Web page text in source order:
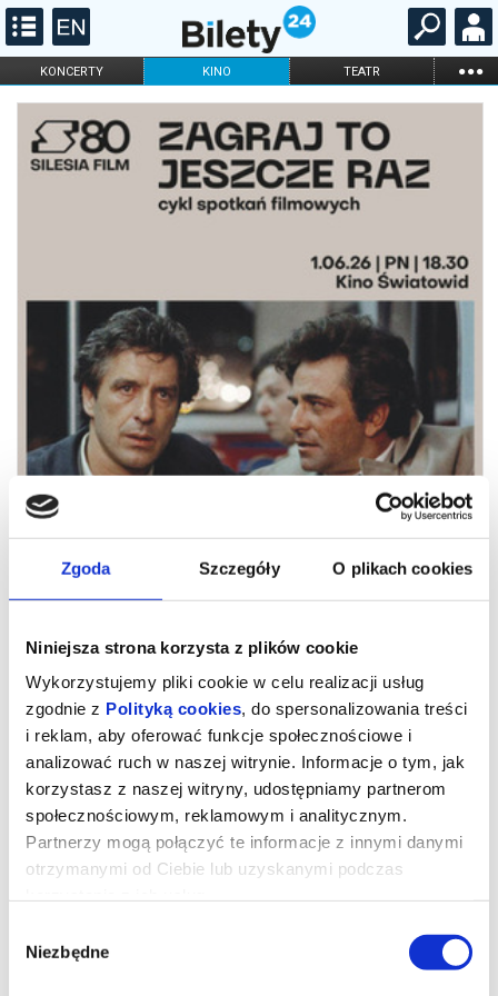
Zgoda Szczegóły O plikach cookies
Niniejsza strona korzysta z plików cookie
Wykorzystujemy pliki cookie w celu realizacji usług
zgodnie z Polityką cookies, do spersonalizowania treści
i reklam, aby oferować funkcje społecznościowe i
analizować ruch w naszej witrynie. Informacje o tym, jak
korzystasz z naszej witryny, udostępniamy partnerom
społecznościowym, reklamowym i analitycznym.
Partnerzy mogą połączyć te informacje z innymi danymi
otrzymanymi od Ciebie lub uzyskanymi podczas
zgody
Niezbędne
KONCERTY KINO TEATR ...
FILHARMONIA OPERA I BALET
DLA DZIECI
ONLINE KARNETY
ZAGRAJ TO JESZCZE RAZ: Mikey i
Nicky
Rozmowę poprowadzi aktor Teatru Śląskiego Michał Piotrowski.
Po seansie przyjrzymy się filmowi w szczególny sposób – przez
pryzmat gry aktorskiej. Będzie okazja do rozmowy o warsztacie,